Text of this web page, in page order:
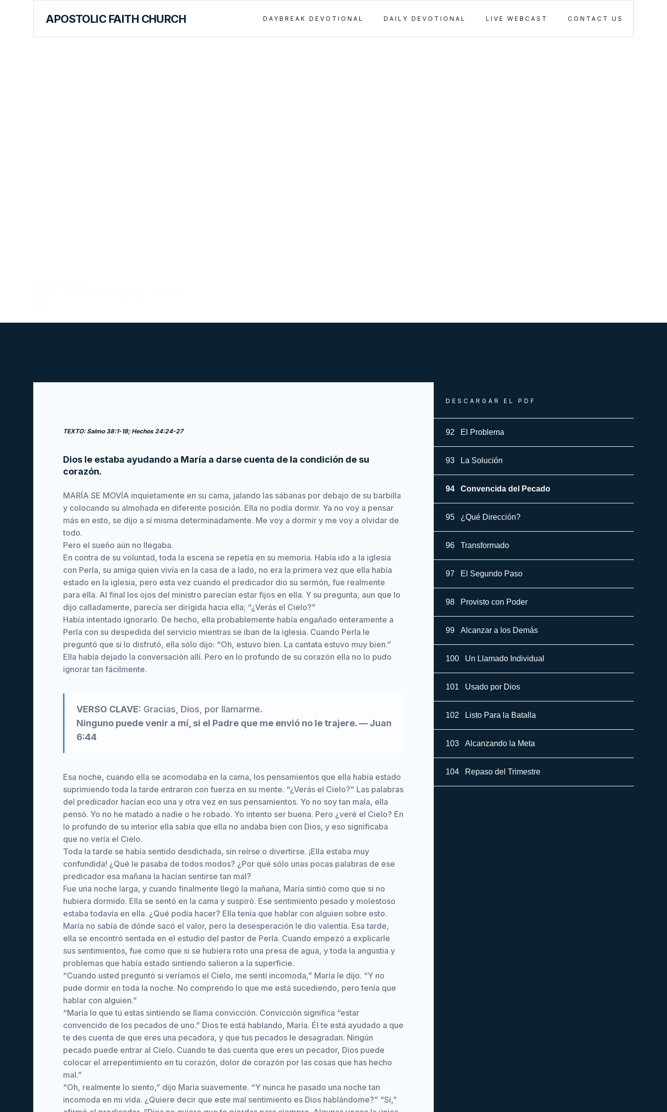
APOSTOLIC FAITH CHURCH DAYBREAK DEVOTIONAL DAILY DEVOTIONAL LIVE WEBCAST CONTACT US
TEXTO: Salmo 38:1-18; Hechos 24:24-27
Dios le estaba ayudando a María a darse cuenta de la condición de su
corazón.
MARÍA SE MOVÍA inquietamente en su cama, jalando las sábanas por debajo de su barbilla
y colocando su almohada en diferente posición. Ella no podía dormir. Ya no voy a pensar
más en esto, se dijo a sí misma determinadamente. Me voy a dormir y me voy a olvidar de
todo.
Pero el sueño aún no llegaba.
En contra de su voluntad, toda la escena se repetía en su memoria. Había ido a la iglesia
con Perla, su amiga quien vivía en la casa de a lado, no era la primera vez que ella había
estado en la iglesia, pero esta vez cuando el predicador dio su sermón, fue realmente
para ella. Al final los ojos del ministro parecían estar fijos en ella. Y su pregunta, aun que lo
dijo calladamente, parecía ser dirigida hacia ella; “¿Verás el Cielo?”
Había intentado ignorarlo. De hecho, ella probablemente había engañado enteramente a
Perla con su despedida del servicio mientras se iban de la iglesia. Cuando Perla le
preguntó que si lo disfrutó, ella sólo dijo: “Oh, estuvo bien. La cantata estuvo muy bien.”
Ella había dejado la conversación allí. Pero en lo profundo de su corazón ella no lo pudo
ignorar tan fácilmente.
VERSO CLAVE: Gracias, Dios, por llamarme.
Ninguno puede venir a mí, si el Padre que me envió no le trajere. — Juan
6:44
Esa noche, cuando ella se acomodaba en la cama, los pensamientos que ella había estado
suprimiendo toda la tarde entraron con fuerza en su mente. “¿Verás el Cielo?” Las palabras
del predicador hacían eco una y otra vez en sus pensamientos. Yo no soy tan mala, ella
pensó. Yo no he matado a nadie o he robado. Yo intento ser buena. Pero ¿veré el Cielo? En
lo profundo de su interior ella sabía que ella no andaba bien con Dios, y eso significaba
que no vería el Cielo.
Toda la tarde se había sentido desdichada, sin reírse o divertirse. ¡Ella estaba muy
confundida! ¿Qué le pasaba de todos modos? ¿Por qué sólo unas pocas palabras de ese
predicador esa mañana la hacían sentirse tan mal?
Fue una noche larga, y cuando finalmente llegó la mañana, María sintió como que si no
hubiera dormido. Ella se sentó en la cama y suspiró. Ese sentimiento pesado y molestoso
estaba todavía en ella. ¿Qué podía hacer? Ella tenía que hablar con alguien sobre esto.
María no sabía de dónde sacó el valor, pero la desesperación le dio valentía. Esa tarde,
ella se encontró sentada en el estudio del pastor de Perla. Cuando empezó a explicarle
sus sentimientos, fue como que si se hubiera roto una presa de agua, y toda la angustia y
problemas que había estado sintiendo salieron a la superficie.
“Cuando usted preguntó si veríamos el Cielo, me sentí incomoda,” María le dijo. “Y no
pude dormir en toda la noche. No comprendo lo que me está sucediendo, pero tenía que
hablar con alguien.”
“María lo que tú estas sintiendo se llama convicción. Convicción significa “estar
convencido de los pecados de uno.” Dios te está hablando, María. Él te está ayudado a que
te des cuenta de que eres una pecadora, y que tus pecados le desagradan. Ningún
pecado puede entrar al Cielo. Cuando te das cuenta que eres un pecador, Dios puede
colocar el arrepentimiento en tu corazón, dolor de corazón por las cosas que has hecho
mal.”
“Oh, realmente lo siento,” dijo María suavemente. “Y nunca he pasado una noche tan
incomoda en mi vida. ¿Quiere decir que este mal sentimiento es Dios hablándome?” “Sí,”
DESCARGAR EL PDF
92 El Problema
93 La Solución
94 Convencida del Pecado
95 ¿Qué Dirección?
96 Transformado
97 El Segundo Paso
98 Provisto con Poder
99 Alcanzar a los Demás
100 Un Llamado Individual
101 Usado por Dios
102 Listo Para la Batalla
103 Alcanzando la Meta
104 Repaso del Trimestre